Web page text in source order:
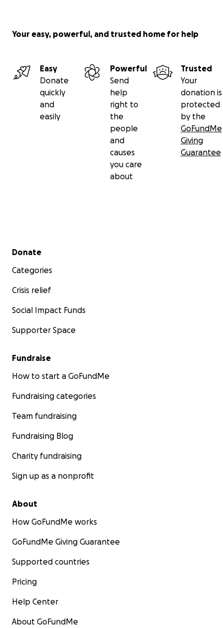
Your easy, powerful, and trusted home for help
Easy
Donate
quickly
and
easily
Powerful
Send
help
right to
the
people
and
causes
you care
about
Trusted
Your
donation is
protected
by the
GoFundMe
Giving
Guarantee
Secondary menu
Donate
Categories
Crisis relief
Social Impact Funds
Supporter Space
Fundraise
How to start a GoFundMe
Fundraising categories
Team fundraising
Fundraising Blog
Charity fundraising
Sign up as a nonprofit
About
How GoFundMe works
GoFundMe Giving Guarantee
Supported countries
Pricing
Help Center
About GoFundMe